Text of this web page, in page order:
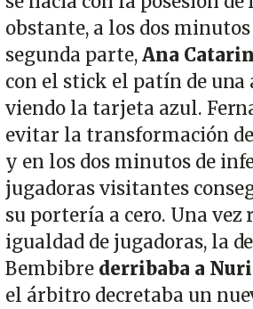
obstante, a los dos minutos
segunda parte,Ana
con el stick el patín de una
viendo la tarjeta azul.
evitar la transformación
y en los dos minutos de
jugadoras visitantes
su portería a cero. Una vez
igualdad de jugadoras, la
Bembibrederribaba a
el árbitro decretaba un